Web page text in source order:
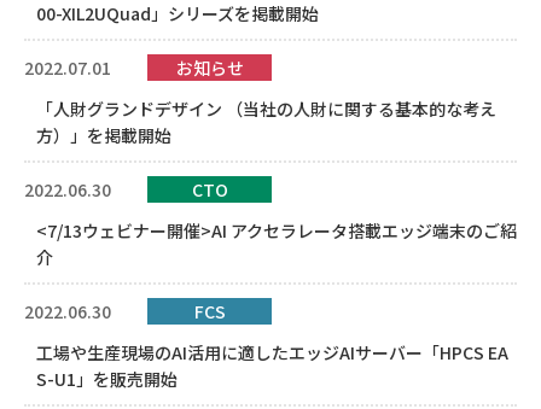
00-XIL2UQuad」シリーズを掲載開始
2022.07.01
お知らせ
「人財グランドデザイン （当社の人財に関する基本的な考え
方）」を掲載開始
2022.06.30
CTO
<7/13ウェビナー開催>AI アクセラレータ搭載エッジ端末のご紹
介
2022.06.30
FCS
工場や生産現場のAI活用に適したエッジAIサーバー「HPCS EA
S-U1」を販売開始